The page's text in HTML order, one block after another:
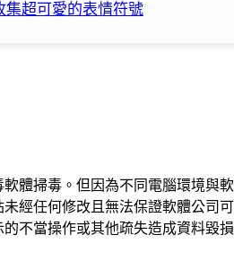
集超可愛的表情符號
體掃毒。但因為不同電腦環境與
經任何修改且無法保證軟體公司
不當操作或其他疏失造成資料毀